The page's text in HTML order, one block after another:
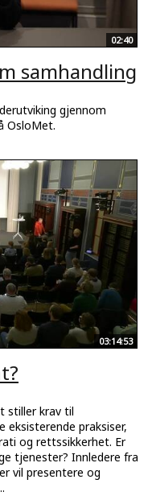
02:40
samhandling
gjennom
OsloMet.
03:14:53
stiller krav til
praksiser,
og rettssikkerhet. Er
tjenester? Innledere fra
vil presentere og